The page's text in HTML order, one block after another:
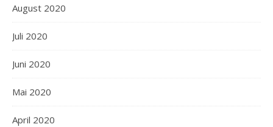
August 2020
Juli 2020
Juni 2020
Mai 2020
April 2020